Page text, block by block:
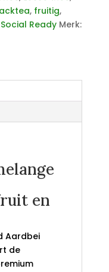
, fruitig,
Social Ready Merk:
en
Aardbei
de